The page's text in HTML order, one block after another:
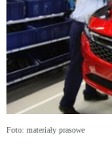
Foto: materiały prasowe